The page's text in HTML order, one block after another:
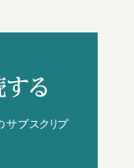
る
サブスクリプ